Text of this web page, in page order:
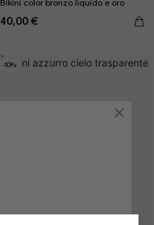
Bikini color bronzo liquido e oro
40,00 €
-10%